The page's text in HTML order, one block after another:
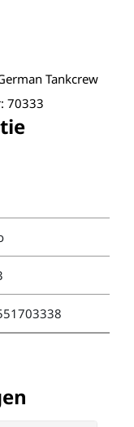
Tankcrew
70333